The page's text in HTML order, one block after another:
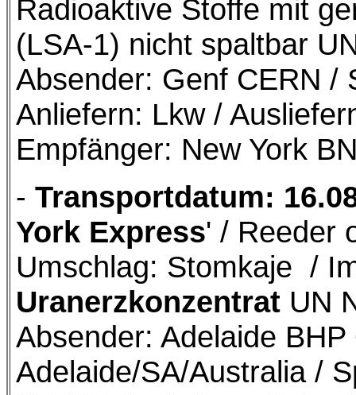
Radioaktive Stoffe mit
(LSA-1) nicht spaltbar
Absender: Genf CERN /
Anliefern: Lkw /
Empfänger: New York
- Transportdatum:
York Express' / Reeder
Umschlag: Stomkaje /
Uranerzkonzentrat UN
Absender: Adelaide
Adelaide/SA/Australia /